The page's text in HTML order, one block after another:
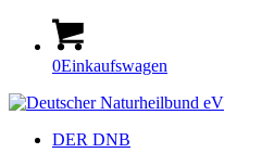
0Einkaufswagen
DER DNB